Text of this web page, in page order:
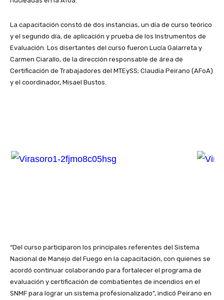
La capacitación constó de dos instancias, un día de curso teórico
y el segundo día, de aplicación y prueba de los Instrumentos de
Evaluación. Los disertantes del curso fueron Lucía Galarreta y
Carmen Ciarallo, de la dirección responsable de área de
Certificación de Trabajadores del MTEySS; Claudia Peirano (AFoA)
y el coordinador, Misael Bustos.
“Del curso participaron los principales referentes del Sistema
Nacional de Manejo del Fuego en la capacitación, con quienes se
acordó continuar colaborando para fortalecer el programa de
evaluación y certificación de combatientes de incendios en el
SNMF para lograr un sistema profesionalizado”, indicó Peirano en